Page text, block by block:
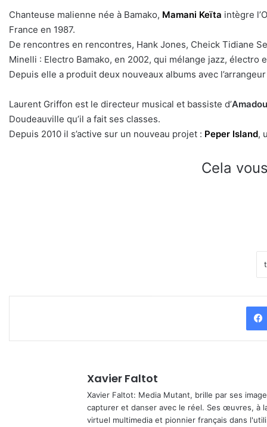
Chanteuse malienne née à Bamako, Mamani Keïta intègre
France en 1987.
De rencontres en rencontres, Hank Jones, Cheick Tidiane
Minelli : Electro Bamako, en 2002, qui mélange jazz, électro
Depuis elle a produit deux nouveaux albums avec
Laurent Griffon est le directeur musical et bassiste d’
Doudeauville qu’il a fait ses classes.
Depuis 2010 il s’active sur un nouveau projet : Peper Island,
Cela
Xavier Faltot
Xavier Faltot: Media Mutant, brille par ses
capturer et danser avec le réel. Ses œuvres, à
virtuel multimedia et pionnier français dans